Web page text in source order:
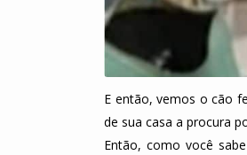
E então, vemos o cão
de sua casa a procura
Então, como você